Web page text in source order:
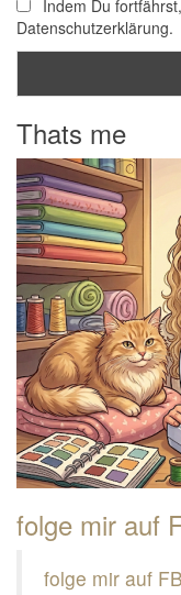
Indem Du
Datenschutzerklärung.
Thats me
folge mir auf
folge mir auf FB